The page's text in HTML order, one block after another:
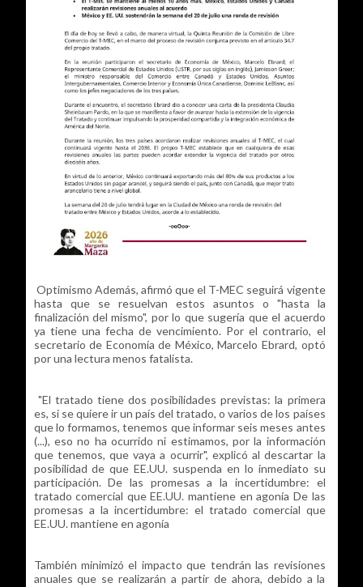
Optimismo Además, afirmó que el T-MEC seguirá vigente
hasta que se resuelvan estos asuntos o "hasta la
finalización del mismo", por lo que sugería que el acuerdo
ya tiene una fecha de vencimiento. Por el contrario, el
secretario de Economía de México, Marcelo Ebrard, optó
por una lectura menos fatalista.
"El tratado tiene dos posibilidades previstas: la primera
es, si se quiere ir un país del tratado, o varios de los países
que lo formamos, tenemos que informar seis meses antes
(...), eso no ha ocurrido ni estimamos, por la información
que tenemos, que vaya a ocurrir", explicó al descartar la
posibilidad de que EE.UU. suspenda en lo inmediato su
participación. De las promesas a la incertidumbre: el
tratado comercial que EE.UU. mantiene en agonía De las
promesas a la incertidumbre: el tratado comercial que
EE.UU. mantiene en agonía
También minimizó el impacto que tendrán las revisiones
anuales que se realizarán a partir de ahora, debido a la